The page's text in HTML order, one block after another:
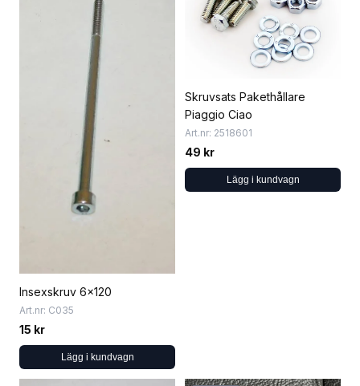
Insexskruv 6x120
Art.nr: C035
15 kr
Lägg i kundvagn
Skruvsats Pakethållare
Piaggio Ciao
Art.nr: 2518601
49 kr
Lägg i kundvagn